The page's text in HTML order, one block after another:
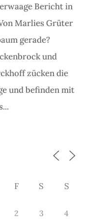
Bericht in
Marlies Grüter
gerade?
und
zücken die
und befinden mit
F S S
2 3 4